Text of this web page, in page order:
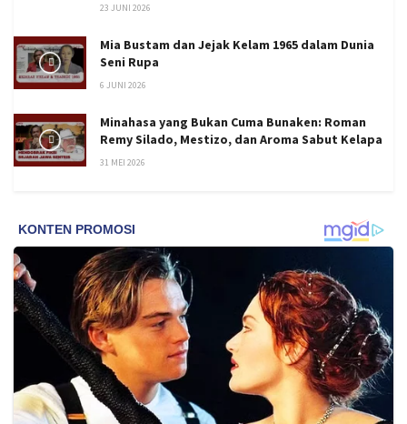
23 JUNI 2026
Mia Bustam dan Jejak Kelam 1965 dalam Dunia
Seni Rupa
6 JUNI 2026
Minahasa yang Bukan Cuma Bunaken: Roman
Remy Silado, Mestizo, dan Aroma Sabut Kelapa
31 MEI 2026